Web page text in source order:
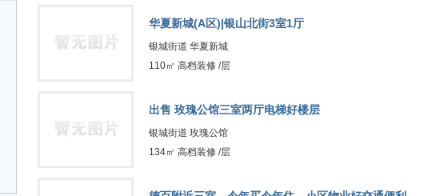
华夏新城(A区)|银山北街3室1厅
银城街道 华夏新城
110㎡ 高档装修 /层
出售 玫瑰公馆三室两厅电梯好楼层
银城街道 玫瑰公馆
134㎡ 高档装修 /层